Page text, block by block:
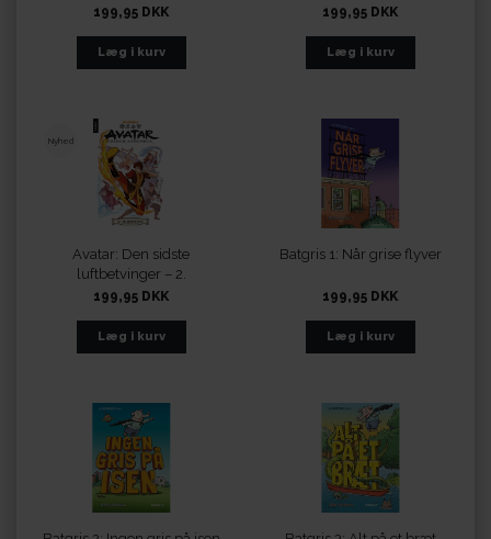
199,95 DKK 199,95 DKK
Nyhed
Avatar: Den sidste
luftbetvinger – 2.
Eftersøgningen
199,95 DKK
Batgris 1: Når grise flyver
199,95 DKK